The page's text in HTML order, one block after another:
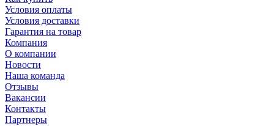
Условия оплаты
Условия доставки
Гарантия на товар
Компания
О компании
Новости
Наша команда
Отзывы
Вакансии
Контакты
Партнеры